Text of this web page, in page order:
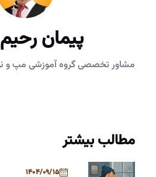
پیمان
مشاور تخصصی گروه آموزشی مپ و
مطالب بیشتر
1404/09/15